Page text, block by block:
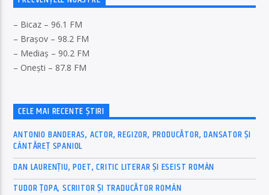
– Bicaz – 96.1 FM
– Brașov – 98.2 FM
– Mediaș – 90.2 FM
– Onești – 87.8 FM
CELE MAI RECENTE ȘTIRI
ANTONIO BANDERAS, ACTOR, REGIZOR, PRODUCĂTOR, DANSATOR ȘI
CÂNTĂREȚ SPANIOL
DAN LAURENȚIU, POET, CRITIC LITERAR ȘI ESEIST ROMÂN
TUDOR ȚOPA, SCRIITOR ȘI TRADUCĂTOR ROMÂN